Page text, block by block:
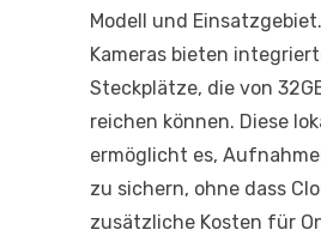
Modell und
Kameras bieten
Steckplätze, die von
reichen können. Diese
ermöglicht es,
zu sichern, ohne dass
zusätzliche Kosten für